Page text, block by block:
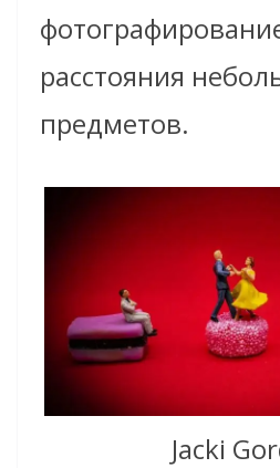
расстояния
предметов.
Jacki